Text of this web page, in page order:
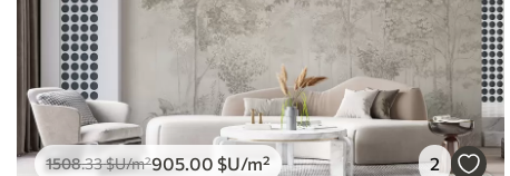
1508.33$U/m²905.00 $U/m² 2